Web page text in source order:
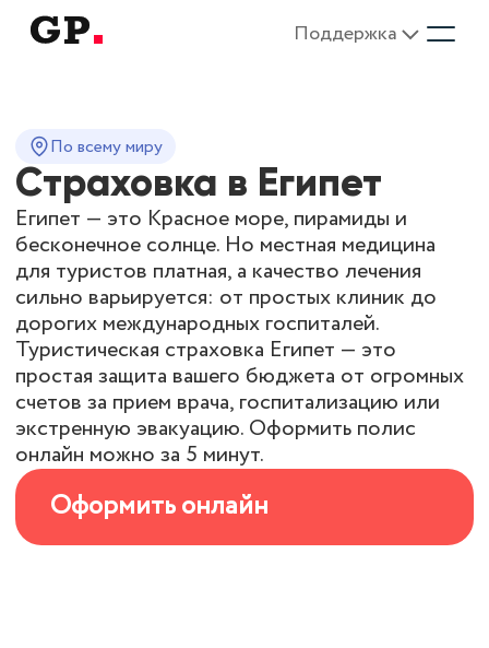
Поддержка
По всему миру
Страховка в Египет
Египет — это Красное море, пирамиды и
бесконечное солнце. Но местная медицина
для туристов платная, а качество лечения
сильно варьируется: от простых клиник до
дорогих международных госпиталей.
Туристическая страховка Египет — это
простая защита вашего бюджета от огромных
счетов за прием врача, госпитализацию или
экстренную эвакуацию. Оформить полис
онлайн можно за 5 минут.
Оформить онлайн